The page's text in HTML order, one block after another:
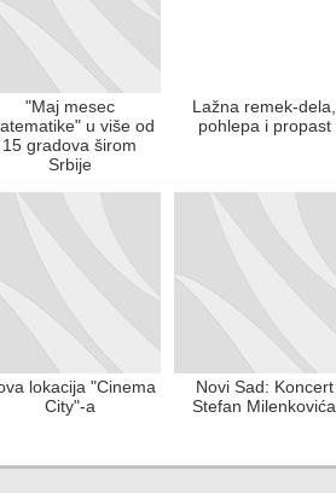
"Maj mesec
u više od
15 gradova širom
Srbije
Lažna remek-dela,
pohlepa i propast
lokacija "Cinema
City"-a
Novi Sad: Koncert
Stefan Milenkovića